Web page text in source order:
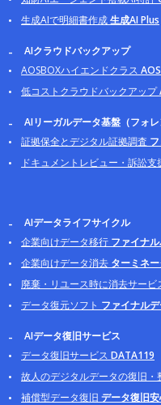
生成AIで明細書作成生成AI Plus
AIクラウドバックアップ
AOSBOXハイエンドクラス
低コストクラウドバックアップ
AIリーガルデータ基盤（フォ
証拠保全とデジタル証拠調査
ドキュメントレビュー・訴訟支
AIデータライフサイクル
企業向けデータ移行 ファイナ
企業向けデータ消去 ターミネ
廃棄・リユース時に消去サービ
データ復元ソフト ファイナル
AIデータ復旧サービス
データ復旧サービス DATA119
故人のデジタルデータの復旧・
補償型データ復旧 データ復旧